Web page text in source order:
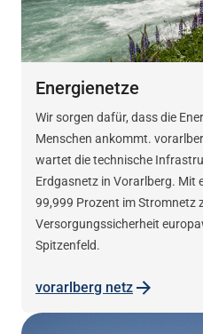
Energienetze
Wir sorgen dafür, dass die
Menschen ankommt.
wartet die technische
Erdgasnetz in Vorarlberg. Mit
99,999 Prozent im Stromnetz
Versorgungssicherheit
Spitzenfeld.
vorarlberg netz